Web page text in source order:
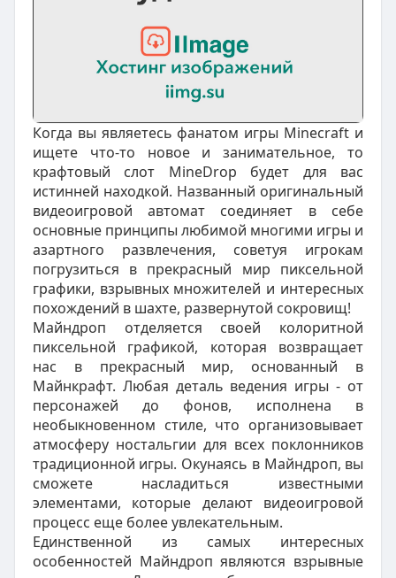
Когда вы являетесь фанатом игры Minecraft и
ищете что-то новое и занимательное, то
крафтовый слот MineDrop будет для вас
истинней находкой. Названный оригинальный
видеоигровой автомат соединяет в себе
основные принципы любимой многими игры и
азартного развлечения, советуя игрокам
погрузиться в прекрасный мир пиксельной
графики, взрывных множителей и интересных
похождений в шахте, развернутой сокровищ!
Майндроп отделяется своей колоритной
пиксельной графикой, которая возвращает
нас в прекрасный мир, основанный в
Майнкрафт. Любая деталь ведения игры - от
персонажей до фонов, исполнена в
необыкновенном стиле, что организовывает
атмосферу ностальгии для всех поклонников
традиционной игры. Окунаясь в Майндроп, вы
сможете насладиться известными
элементами, которые делают видеоигровой
процесс еще более увлекательным.
Единственной из самых интересных
особенностей Майндроп являются взрывные